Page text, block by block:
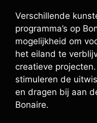
Verschillende
programma’s op
mogelijkheid om
het eiland te
creatieve projecten.
stimuleren de
en dragen bij aan
Bonaire.